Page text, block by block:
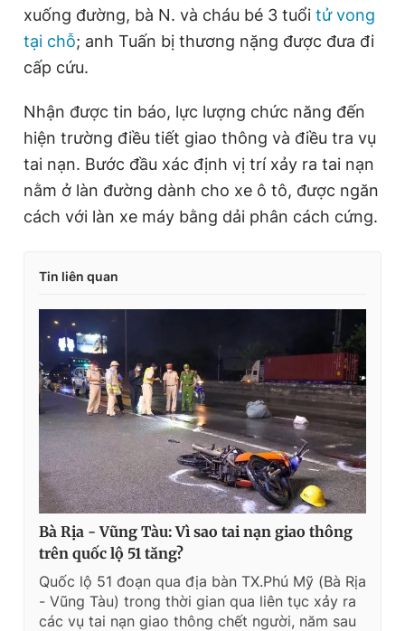
xuống đường, bà N. và cháu bé 3 tuổi tử vong
tại chỗ; anh Tuấn bị thương nặng được đưa đi
cấp cứu.
Nhận được tin báo, lực lượng chức năng đến
hiện trường điều tiết giao thông và điều tra vụ
tai nạn. Bước đầu xác định vị trí xảy ra tai nạn
nằm ở làn đường dành cho xe ô tô, được ngăn
cách với làn xe máy bằng dải phân cách cứng.
Tin liên quan
Bà Rịa - Vũng Tàu: Vì sao tai nạn giao thông
trên quốc lộ 51 tăng?
Quốc lộ 51 đoạn qua địa bàn TX.Phú Mỹ (Bà Rịa
- Vũng Tàu) trong thời gian qua liên tục xảy ra
các vụ tai nạn giao thông chết người, năm sau